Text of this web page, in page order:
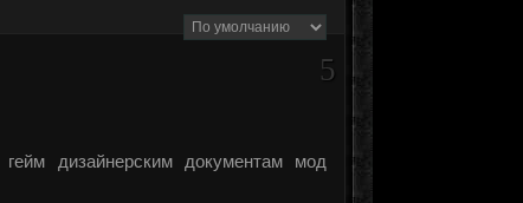
5
дизайнерским документам мод